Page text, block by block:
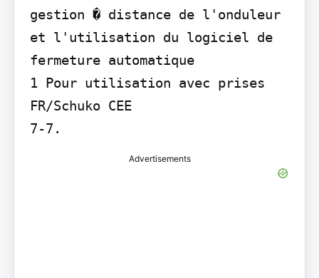
gestion � distance de l'onduleur
et l'utilisation du logiciel de
fermeture automatique
1 Pour utilisation avec prises
FR/Schuko CEE
7-7.
Advertisements